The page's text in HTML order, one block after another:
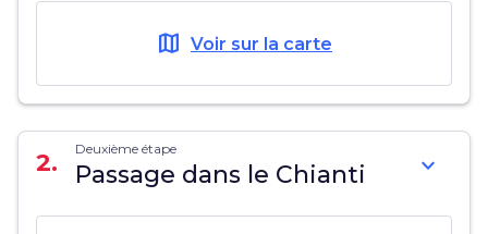
map Voir sur la carte
2. Deuxième étape
Passage dans le Chianti expand_more